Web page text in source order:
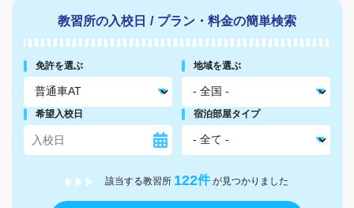
教習所の入校日 / プラン・料金の簡単検索
免許を選ぶ 地域を選ぶ
希望入校日 宿泊部屋タイプ
該当する教習所 122件 が見つかりました